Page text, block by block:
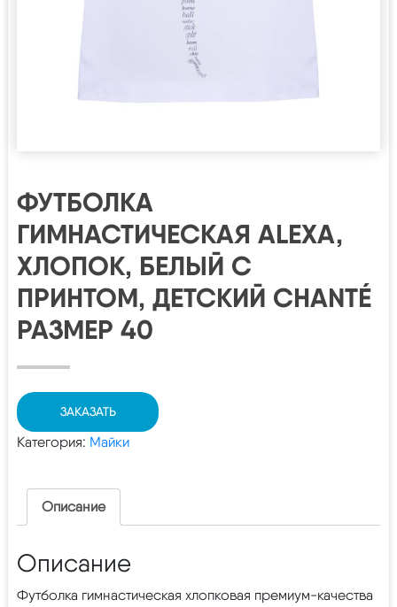
ФУТБОЛКА
ГИМНАСТИЧЕСКАЯ ALEXA,
ХЛОПОК, БЕЛЫЙ С
ПРИНТОМ, ДЕТСКИЙ CHANTÉ
РАЗМЕР 40
ЗАКАЗАТЬ
Категория: Майки
Описание
Описание
Футболка гимнастическая хлопковая премиум-качества